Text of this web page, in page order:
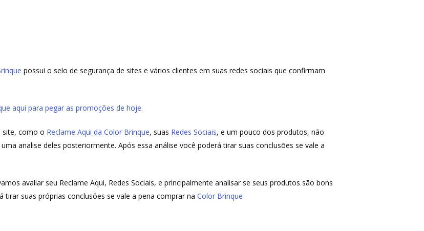
possui o selo de segurança de sites e vários clientes em suas redes sociais que confirmam
aqui para pegar as promoções de hoje.
site, como o Reclame Aqui da Color Brinque, suas Redes Sociais, e um pouco dos produtos, não
analise deles posteriormente. Após essa análise você poderá tirar suas conclusões se vale a
avaliar seu Reclame Aqui, Redes Sociais, e principalmente analisar se seus produtos são bons
suas próprias conclusões se vale a pena comprar na Color Brinque